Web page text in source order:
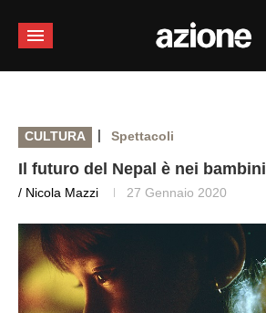
CULTURA | Spettacoli
Il futuro del Nepal è nei bambini
/ Nicola Mazzi 27 Gennaio 2020